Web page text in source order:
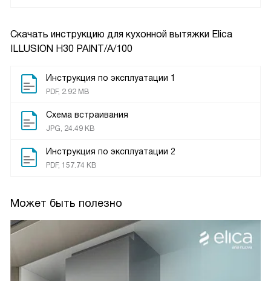
Скачать инструкцию для кухонной вытяжки Elica
ILLUSION H30 PAINT/A/100
Инструкция по эксплуатации 1
PDF, 2.92 MB
Схема встраивания
JPG, 24.49 KB
Инструкция по эксплуатации 2
PDF, 157.74 KB
Может быть полезно